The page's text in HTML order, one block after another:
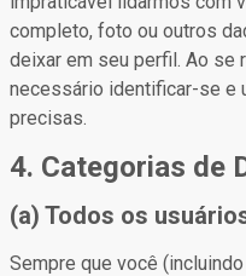
completo, foto ou outros
deixar em seu perfil. Ao se
necessário identificar-se e
precisas.
4. Categorias de
(a) Todos os
Sempre que você